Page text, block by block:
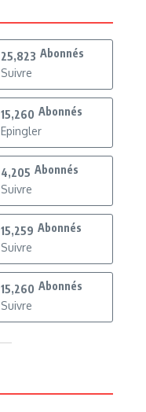
25,823 Abonnés
Suivre
15,260 Abonnés
Epingler
4,205 Abonnés
Suivre
15,259 Abonnés
Suivre
15,260 Abonnés
Suivre